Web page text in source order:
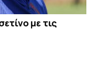
με τις